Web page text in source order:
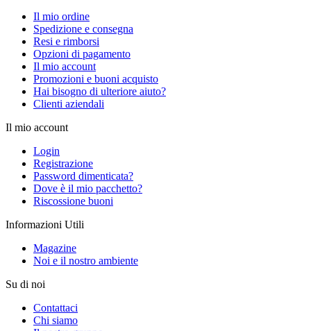
Il mio ordine
Spedizione e consegna
Resi e rimborsi
Opzioni di pagamento
Il mio account
Promozioni e buoni acquisto
Hai bisogno di ulteriore aiuto?
Clienti aziendali
Il mio account
Login
Registrazione
Password dimenticata?
Dove è il mio pacchetto?
Riscossione buoni
Informazioni Utili
Magazine
Noi e il nostro ambiente
Su di noi
Contattaci
Chi siamo